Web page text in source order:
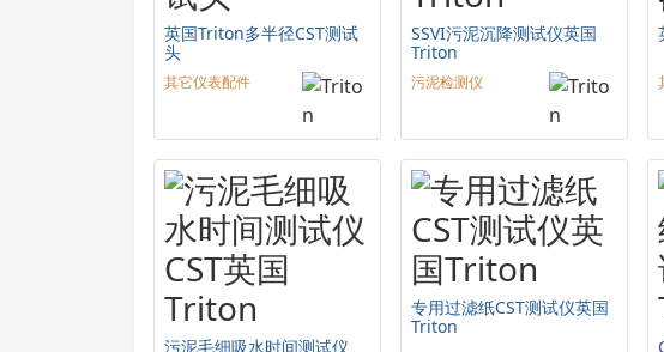
英国Triton多半径CST测试
头
其它仪表配件
SSVI污泥沉降测试仪英国
Triton
污泥检测仪
污泥毛细吸水时间测试仪
专用过滤纸CST测试仪英国
Triton